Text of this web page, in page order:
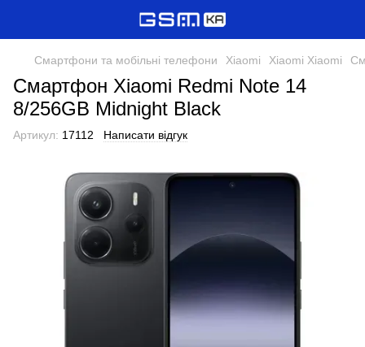
Смартфони та мобільні телефони Xiaomi Xiaomi Xiaomi
Смартфон Xiaomi Redmi Note 14
8/256GB Midnight Black
Артикул: 17112 Написати відгук